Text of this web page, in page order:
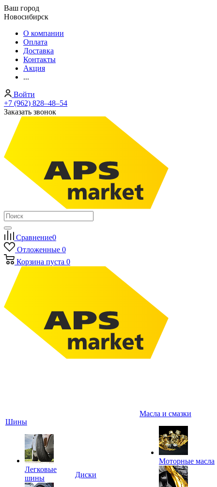
Ваш город
Новосибирск
О компании
Оплата
Доставка
Контакты
Акция
...
Войти
+7 (962) 828‒48‒54
Заказать звонок
Сравнение0
Отложенные 0
Корзина пуста 0
Шины
Легковые
шины
Диски
Масла и смазки
Моторные масла